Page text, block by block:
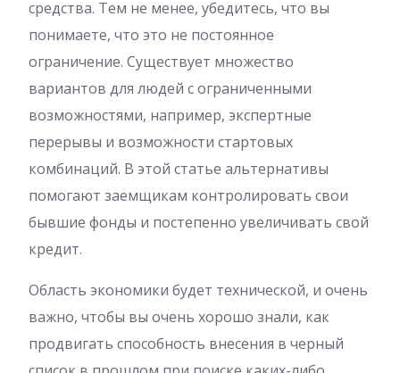
средства. Тем не менее, убедитесь, что вы
понимаете, что это не постоянное
ограничение. Существует множество
вариантов для людей с ограниченными
возможностями, например, экспертные
перерывы и возможности стартовых
комбинаций. В этой статье альтернативы
помогают заемщикам контролировать свои
бывшие фонды и постепенно увеличивать свой
кредит.
Область экономики будет технической, и очень
важно, чтобы вы очень хорошо знали, как
продвигать способность внесения в черный